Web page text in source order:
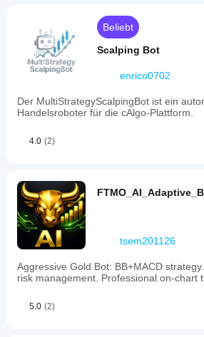
Beliebt
Scalping Bot
enrico0702
Der MultiStrategyScalpingBot ist ein
Handelsroboter für die cAlgo-Plattform.
4.0 (2)
tsem201126
Aggressive Gold Bot: BB+MACD
risk management. Professional on-chart
5.0 (2)